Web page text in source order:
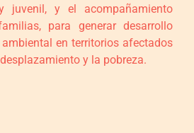
juvenil, y el acompañamiento
para generar desarrollo
en territorios afectados
y la pobreza.